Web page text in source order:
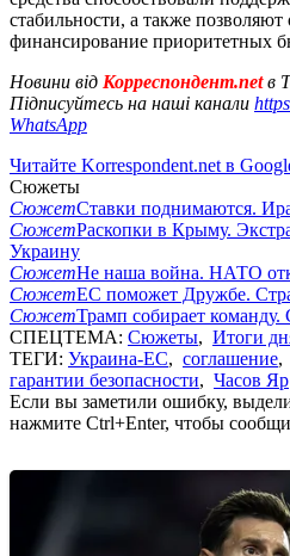
стабильности, а также позволяют
финансирование приоритетных
Новини від Корреспондент.netв
Підписуйтесь на наші канали
WhatsApp
Читайте Korrespondent.net в
Сюжеты
СюжетСтавки поднимаются.
СюжетРаскопки в Крыму.
Украину
СюжетНе наша война. НАТО
СюжетЕС поможет Дружбе.
СюжетТрамп собирает команду.
СПЕЦТЕМА: Сюжеты, Итоги
ТЕГИ: Украина-ЕС, соглашение,
гарантии безопасности, Часов Яр
Если вы заметили ошибку,
нажмите Ctrl+Enter, чтобы